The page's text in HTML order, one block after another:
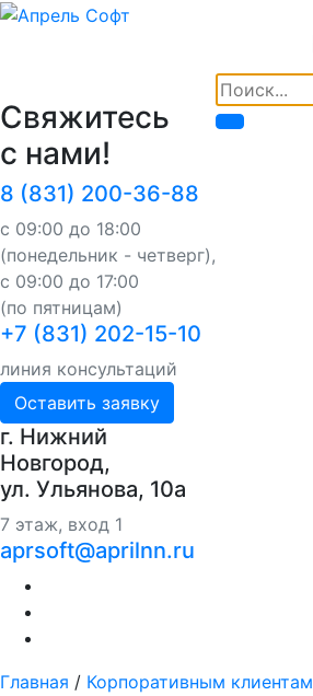
Свяжитесь
с нами!
8 (831) 200-36-88
с 09:00 до 18:00
(понедельник - четверг),
с 09:00 до 17:00
(по пятницам)
+7 (831) 202-15-10
линия консультаций
Оставить заявку
г. Нижний
Новгород,
ул. Ульянова, 10a
7 этаж, вход 1
aprsoft@aprilnn.ru
Главная / Корпоративным клиентам